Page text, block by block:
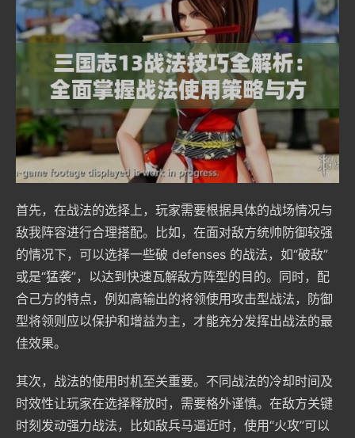
首先，在战法的选择上，玩家需要根据具体的战场情况与
敌我阵容进行合理搭配。比如，在面对敌方统帅防御较强
的情况下，可以选择一些破 defenses 的战法，如“破敌”
或是“猛袭”，以达到快速瓦解敌方阵型的目的。同时，配
合己方的特点，例如高输出的将领使用攻击型战法，防御
型将领则应以保护和增益为主，才能充分发挥出战法的最
佳效果。
其次，战法的使用时机至关重要。不同战法的冷却时间及
时效性让玩家在选择释放时，需要格外谨慎。在敌方关键
时刻发动强力战法，比如敌兵马逼近时，使用“火攻”可以